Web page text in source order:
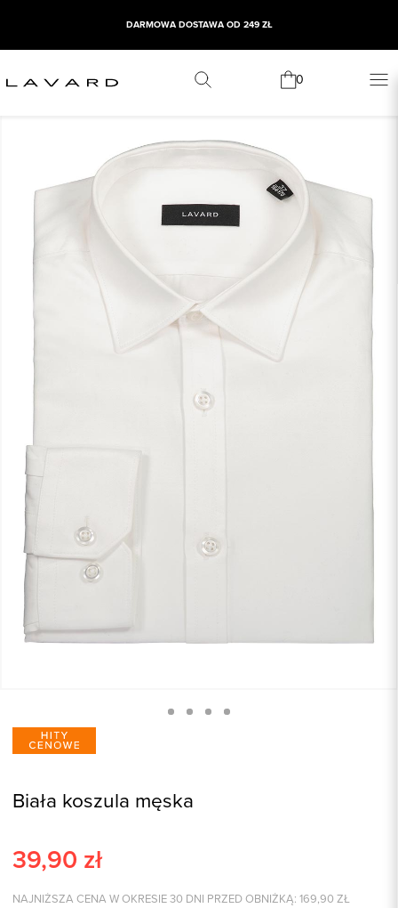
DARMOWA DOSTAWA OD 249 ZŁ
0
Biała koszula męska
39,90 zł
NAJNIŻSZA CENA W OKRESIE 30 DNI PRZED OBNIŻKĄ: 169,90 ZŁ